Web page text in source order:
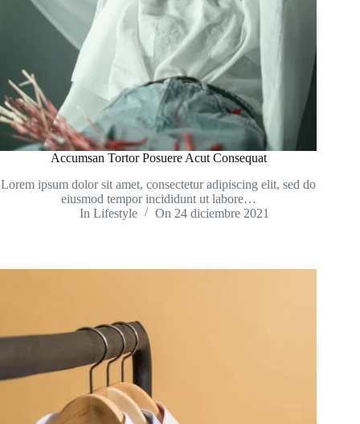
Accumsan Tortor Posuere Acut Consequat
Lorem ipsum dolor sit amet, consectetur adipiscing elit, sed do
eiusmod tempor incididunt ut labore…
In Lifestyle On 24 diciembre 2021